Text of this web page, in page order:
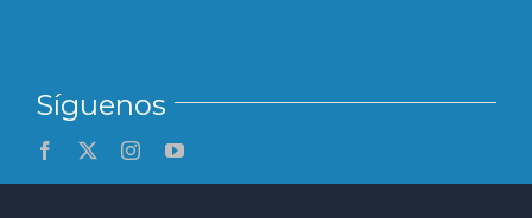
Síguenos